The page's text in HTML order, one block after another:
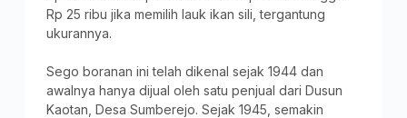
Rp 25 ribu jika memilih lauk ikan sili, tergantung
ukurannya.
Sego boranan ini telah dikenal sejak 1944 dan
awalnya hanya dijual oleh satu penjual dari Dusun
Kaotan, Desa Sumberejo. Sejak 1945, semakin